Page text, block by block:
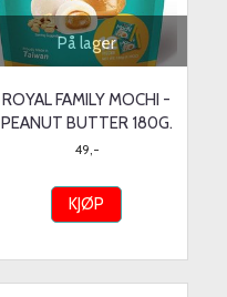
På lager
ROYAL FAMILY MOCHI -
PEANUT BUTTER 180G.
49,-
KJØP